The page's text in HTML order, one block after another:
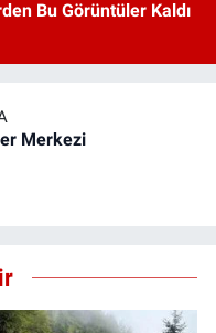
Bu Görüntüler Kaldı
Merkezi